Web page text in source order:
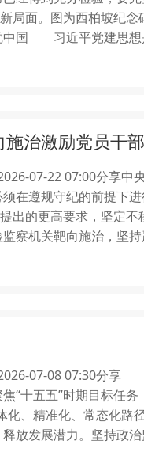
局面。图为西柏坡纪念
中国 习近平党建思想
治激励党员干
07-22 07:00分享
在遵规守纪的前提下
提出的更高要求，坚
察机关靶向施治，坚
07-08 07:30分享
“十五五”时期目标任
化、精准化、常态化路
发展潜力。坚持政治